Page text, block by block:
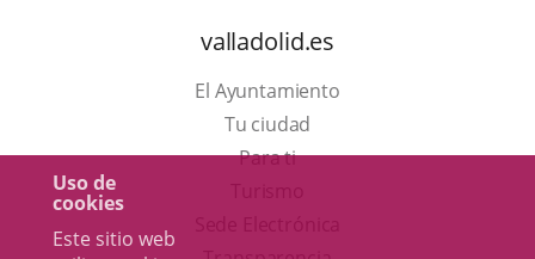
Uso de
cookies
Este sitio web
valladolid.es
El Ayuntamiento
Tu ciudad
Para ti